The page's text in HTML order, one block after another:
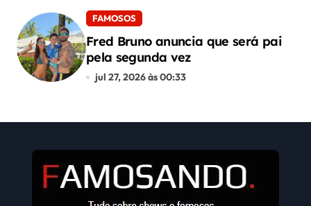
FAMOSOS
Fred Bruno anuncia que será pai
pela segunda vez
jul 27, 2026 às 00:33